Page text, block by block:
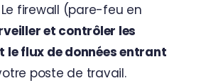
Le firewall (pare-feu en
et contrôler les
le flux de données entrant
poste de travail.